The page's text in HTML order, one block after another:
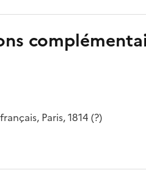
Paris, 1814 (?)